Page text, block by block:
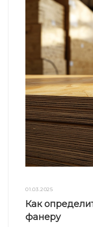
01.03.2025
Как
фанеру